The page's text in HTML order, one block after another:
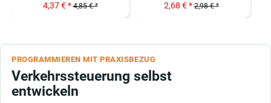
4,37 € * 4,85 € * 2,68 € * 2,98 € *
PROGRAMMIEREN MIT PRAXISBEZUG
Verkehrssteuerung selbst
entwickeln